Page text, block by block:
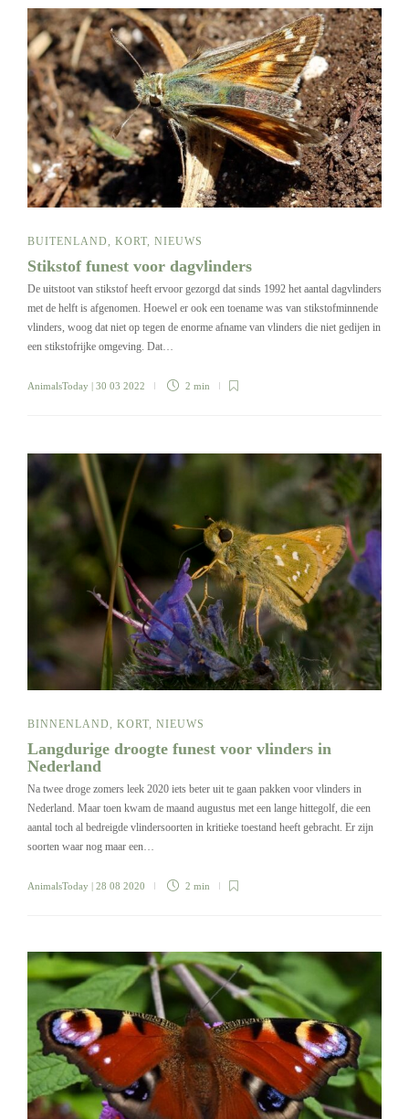
BUITENLAND, KORT, NIEUWS
Stikstof funest voor dagvlinders
De uitstoot van stikstof heeft ervoor gezorgd dat sinds 1992 het aantal dagvlinders
met de helft is afgenomen. Hoewel er ook een toename was van stikstofminnende
vlinders, woog dat niet op tegen de enorme afname van vlinders die niet gedijen in
een stikstofrijke omgeving. Dat…
AnimalsToday | 30 03 2022 2 min
BINNENLAND KORT NIEUWS
Langdurige droogte funest voor vlinders in
Nederland
Na twee droge zomers leek 2020 iets beter uit te gaan pakken voor vlinders in
Nederland. Maar toen kwam de maand augustus met een lange hittegolf, die een
aantal toch al bedreigde vlindersoorten in kritieke toestand heeft gebracht. Er zijn
soorten waar nog maar een…
AnimalsToday | 28 08 2020 2 min